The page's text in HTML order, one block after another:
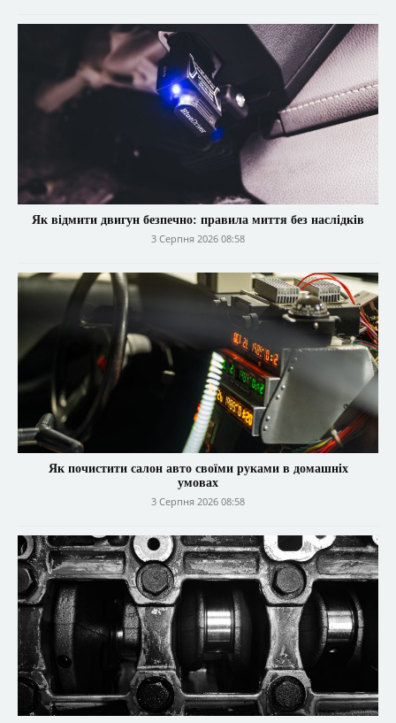
Як відмити двигун безпечно: правила миття без наслідків
3 Серпня 2026 08:58
Як почистити салон авто своїми руками в домашніх
умовах
3 Серпня 2026 08:58